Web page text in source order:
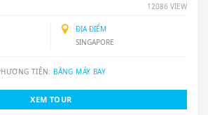
12086 VIEW
ĐỊA ĐIỂM
SINGAPORE
TIỆN: BẰNG MÁY BAY
XEM TOUR